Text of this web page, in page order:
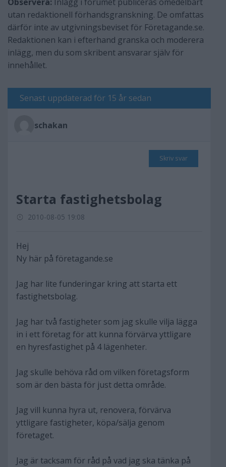
utan redaktionell förhandsgranskning. De omfattas
därför inte av utgivningsbeviset för Företagande.se.
Redaktionen kan i efterhand granska och moderera
inlägg, men du som skribent ansvarar själv för
innehållet.
Senast uppdaterad för 15 år sedan
schakan
Skriv svar
Starta fastighetsbolag
2010-08-05 19:08
Hej
Ny här på företagande.se
Jag har lite funderingar kring att starta ett
fastighetsbolag.
Jag har två fastigheter som jag skulle vilja lägga
in i ett företag för att kunna förvärva yttligare
en hyresfastighet på 4 lägenheter.
Jag skulle behöva råd om vilken företagsform
som är den bästa för just detta område.
Jag vill kunna hyra ut, renovera, förvärva
yttligare fastigheter, köpa/sälja genom
företaget.
Jag är tacksam för råd på vad jag ska tänka på